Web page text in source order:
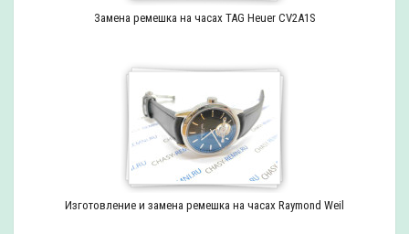
Замена ремешка на часах TAG Heuer CV2A1S
Изготовление и замена ремешка на часах Raymond Weil